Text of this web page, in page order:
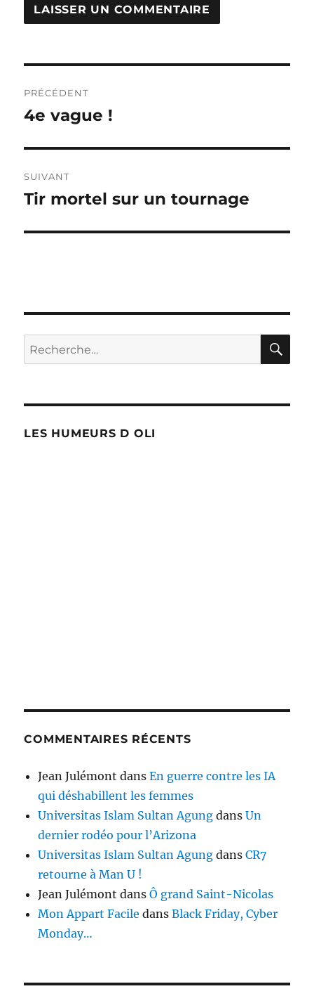
de
PRÉCÉDENT
Publication
4e vague !
SUIVANT
Publication
Tir mortel sur un tournage
Recherche
pour :
LES HUMEURS D OLI
COMMENTAIRES RÉCENTS
Jean Julémont dansEn guerre contre les IA
qui déshabillent les femmes
Universitas Islam Sultan Agung dansUn
dernier rodéo pour l’Arizona
Universitas Islam Sultan Agung dansCR7
retourne à Man U !
Jean Julémont dansÔ grand Saint-Nicolas
Mon Appart Facile dansBlack Friday, Cyber
Monday…